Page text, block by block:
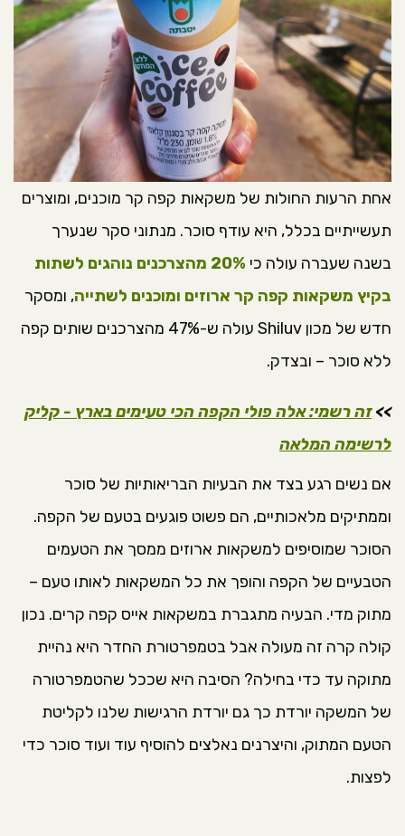
אחת הרעות החולות של משקאות קפה קר מוכנים, ומוצרים
תעשייתיים בכלל, היא עודף סוכר. מנתוני סקר שנערך
בשנה שעברה עולה כי
20% מהצרכנים נוהגים לשתות
בקיץ משקאות קפה קר ארוזים ומוכנים לשתייה, ומסקר
חדש של מכון Shiluv עולה ש-47% מהצרכנים שותים קפה
ללא סוכר – ובצדק.
>>זה רשמי: אלה פולי הקפה הכי טעימים בארץ - קליק
לרשימה המלאה
אם נשים רגע בצד את הבעיות הבריאותיות של סוכר
וממתיקים מלאכותיים, הם פשוט פוגעים בטעם של הקפה.
הסוכר שמוסיפים למשקאות ארוזים ממסך את הטעמים
הטבעיים של הקפה והופך את כל המשקאות לאותו טעם –
מתוק מדי. הבעיה מתגברת במשקאות אייס קפה קרים. נכון
קולה קרה זה מעולה אבל בטמפרטורת החדר היא נהיית
מתוקה עד כדי בחילה? הסיבה היא שככל שהטמפרטורה
של המשקה יורדת כך גם יורדת הרגישות שלנו לקליטת
הטעם המתוק, והיצרנים נאלצים להוסיף עוד ועוד סוכר כדי
לפצות.